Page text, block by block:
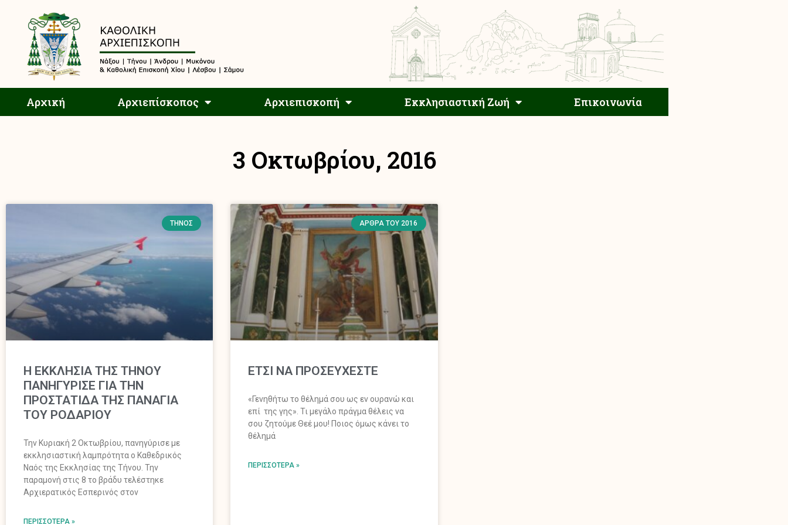
Αρχική Αρχιεπίσκοπος Αρχιεπισκοπή Εκκλησιαστική Ζωή Επικοινωνία
Αρχιεπισκοπή Εκκλησιαστική Ζωή Επικοινωνία
3 Οκτωβρίου, 2016
ΤΉΝΟΣ
Η ΕΚΚΛΗΣΙΑ ΤΗΣ ΤΗΝΟΥ
ΠΑΝΗΓΥΡΙΣΕ ΓΙΑ ΤΗΝ
ΠΡΟΣΤΑΤΙΔΑ ΤΗΣ ΠΑΝΑΓΙΑ
ΤΟΥ ΡΟΔΑΡΙΟΥ
Την Κυριακή 2 Οκτωβρίου, πανηγύρισε με
εκκλησιαστική λαμπρότητα ο Kαθεδρικός
Ναός της Εκκλησίας της Τήνου. Την
παραμονή στις 8 το βράδυ τελέστηκε
Αρχιερατικός Εσπερινός στον
ΠΕΡΙΣΣΌΤΕΡΑ »
ΆΡΘΡΑ ΤΟΥ 2016
ΕΤΣΙ ΝΑ ΠΡΟΣΕΥΧΕΣΤΕ
«Γενηθήτω το θέλημά σου ως εν ουρανώ και
επί της γης». Τι μεγάλο πράγμα θέλεις να
σου ζητούμε Θεέ μου! Ποιος όμως κάνει το
θέλημά
ΠΕΡΙΣΣΌΤΕΡΑ »